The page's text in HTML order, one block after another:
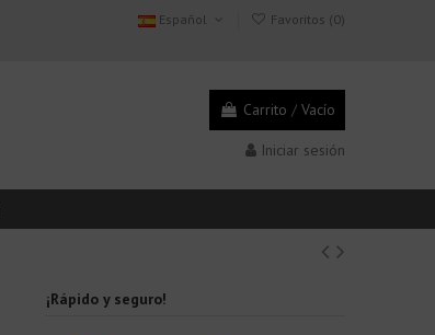
Español Favoritos (0)
Carrito / Vacío
Iniciar sesión
¡Rápido y seguro!